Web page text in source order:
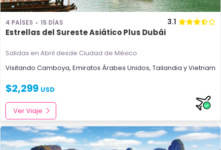
4 PAÍSES 15 DÍAS 3.1
Estrellas del Sureste Asiático Plus Dubái
Salidas en Abril desde Ciudad de México
Visitando Camboya, Emiratos Árabes Unidos, Tailandia yVietnam
$2,299 USD
Ver Viaje